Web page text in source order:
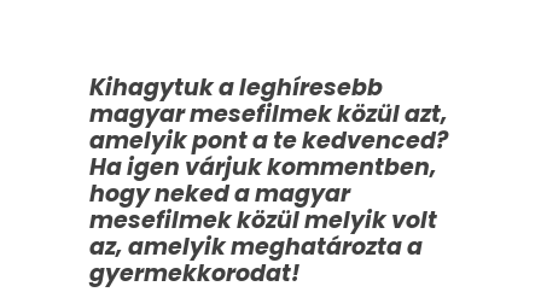
Kihagytuk a leghíresebb
magyar mesefilmek közül azt,
amelyik pont a te kedvenced?
Ha igen várjuk kommentben,
hogy neked a magyar
mesefilmek közül melyik volt
az, amelyik meghatározta a
gyermekkorodat!